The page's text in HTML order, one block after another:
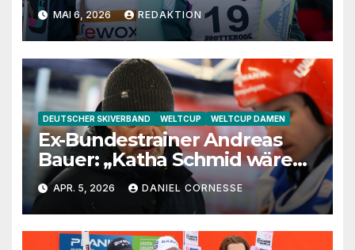
MAI 6, 2026 REDAKTION
DEUTSCHER SKIVERBAND WELTCUP WELTCUP DAMEN
Ex-Bundestrainer Andreas
Bauer: „Katha Schmid wäre
eine extrem gute
Jugendtrainerin“
APR. 5, 2026 DANIEL CORNESSE